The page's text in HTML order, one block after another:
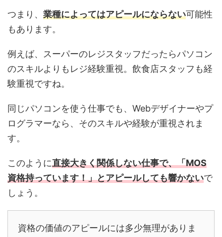
つまり、 業種によってはアピールにならない可能性
もあります。
例えば、スーパーのレジスタッフだったらパソコン
のスキルよりもレジ経験重視。飲食店スタッフも経
験重視ですね。
同じパソコンを使う仕事でも、Webデザイナーやプ
ログラマーなら、そのスキルや経験が重視されま
す。
このように直接大きく関係しない仕事で、「MOS
資格持っています！」とアピールしても響かないで
しょう。
資格の価値のアピールには多少無理がありま